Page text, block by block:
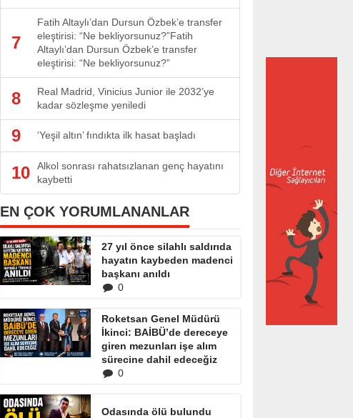
7
Fatih Altaylı’dan Dursun Özbek’e transfer
eleştirisi: “Ne bekliyorsunuz?”Fatih
Altaylı’dan Dursun Özbek’e transfer
eleştirisi: “Ne bekliyorsunuz?”
8
Real Madrid, Vinicius Junior ile 2032’ye
kadar sözleşme yeniledi
9 ‘Yeşil altın’ fındıkta ilk hasat başladı
10
Alkol sonrası rahatsızlanan genç hayatını
kaybetti
EN ÇOK YORUMLANANLAR
27 yıl önce silahlı saldırıda
hayatın kaybeden madenci
başkanı anıldı
0
Roketsan Genel Müdürü
İkinci: BAİBÜ’de dereceye
giren mezunları işe alım
sürecine dahil edeceğiz
0
Odasında ölü bulundu